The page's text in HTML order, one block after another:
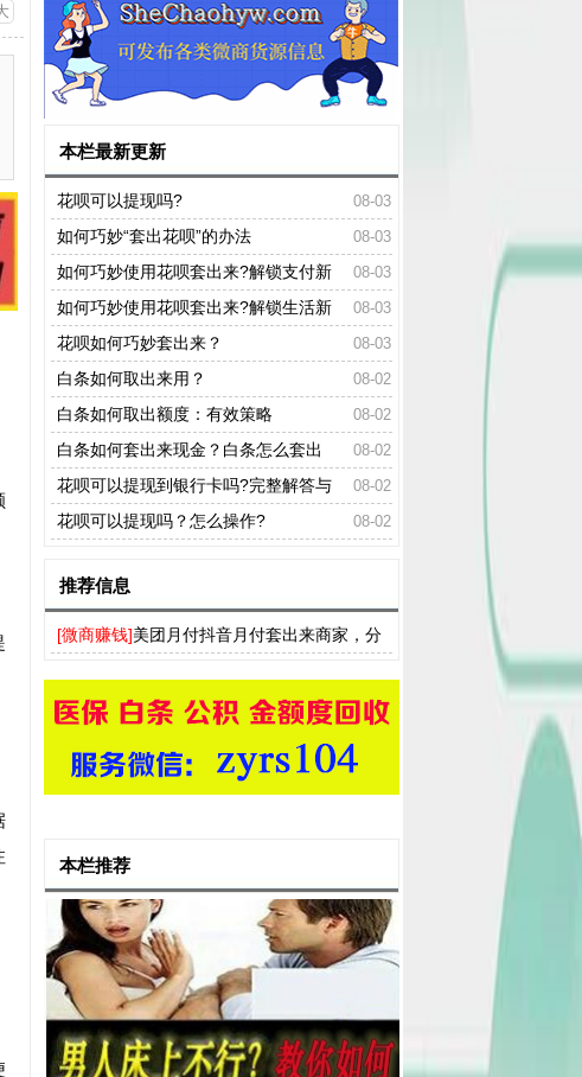
本栏最新更新
08-03
花呗可以提现吗?
08-03
如何巧妙“套出花呗”的办法
08-03
如何巧妙使用花呗套出来?解锁支付新
姿势！ 08-03
如何巧妙使用花呗套出来?解锁生活新
姿势！轻松掌握 08-03
花呗如何巧妙套出来？
08-02
白条如何取出来用？
08-02
白条如何取出额度：有效策略
08-02
白条如何套出来现金？白条怎么套出
来？ 08-02
花呗可以提现到银行卡吗?完整解答与
稳妥替代方案 08-02
花呗可以提现吗？怎么操作?
推荐信息
[微商赚钱]美团月付抖音月付套出来商家，分
本栏推荐